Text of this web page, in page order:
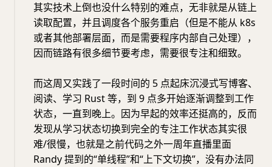
其实技术上倒也没什么特别的难点，无非就是从链上
读取配置，并且调度各个服务重启（但是不能从 k8s
或者其他部署层面，而是需要程序内部自己处理），
因而链路有很多细节要考虑，需要很专注和细致。
而这周又实践了一段时间的 5 点起床沉浸式写博客、
阅读、学习 Rust 等，到 9 点多开始逐渐调整到工作
状态，一直到晚上。因为早起的效率还挺高的，反而
发现从学习状态切换到完全的专注工作状态其实很
难/很慢，也就是之前代码之外一周年直播里面
Randy 提到的“单线程”和“上下文切换”，没有办法同